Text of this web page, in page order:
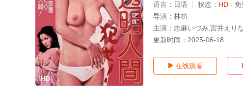
HD
语言： 日语 状态： HD - 免
导演： 林功
主演： 志麻いづみ,宮井えり
更新时间： 2025-06-18
 在线观看